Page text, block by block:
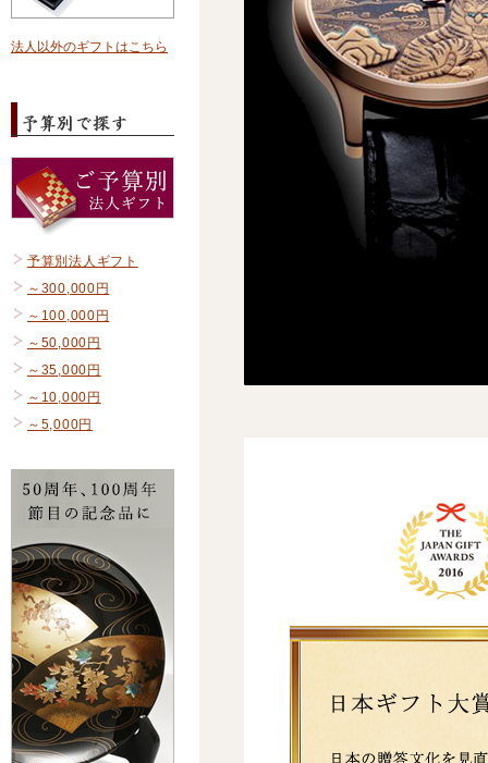
法人以外のギフトはこちら
予算別法人ギフト
～300,000円
～100,000円
～50,000円
～35,000円
～10,000円
～5,000円